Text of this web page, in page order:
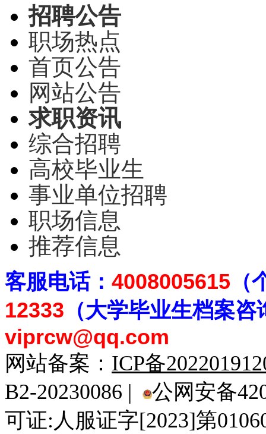
招聘公告
职场热点
首页公告
网站公告
求职资讯
综合招聘
高校毕业生
事业单位招聘
职场信息
推荐信息
客服电话： 4008005615
12333 （大学毕业生档案咨
viprcw@qq.com
网站备案： ICP备
B2-20230086 |
公网安备
可证:人服证字[2023]第